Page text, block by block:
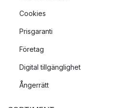
Cookies
Prisgaranti
Företag
Digital tillgänglighet
Ångerrätt